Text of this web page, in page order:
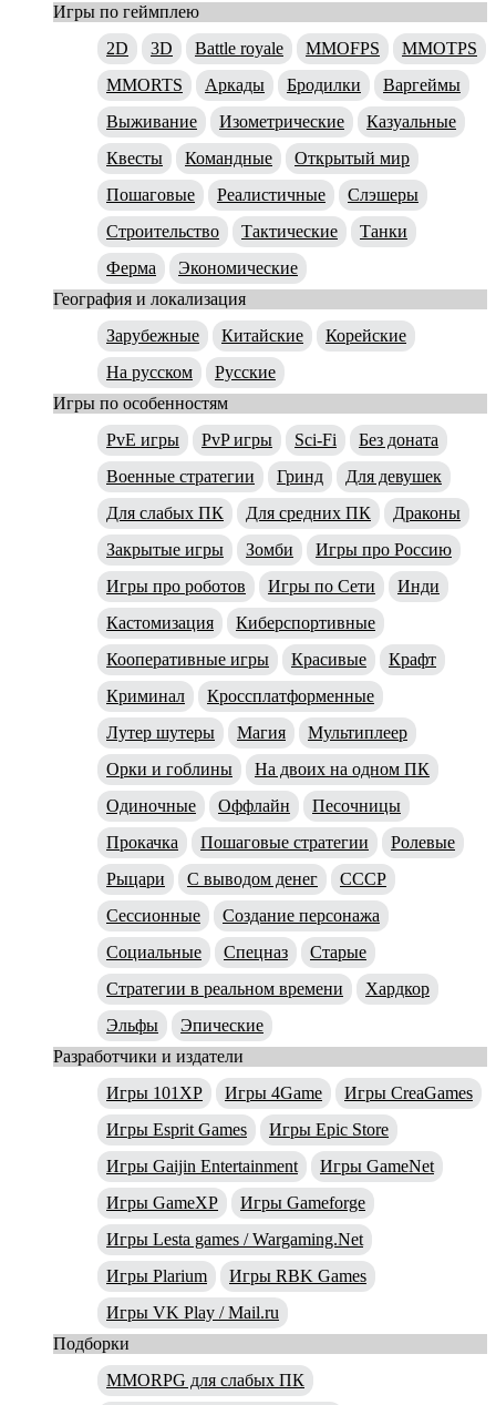
Игры по геймплею
2D
3D Battle royale MMOFPS
MMOTPS
MMORTS
Аркады Бродилки
Варгеймы
Выживание
Изометрические
Казуальные
Квесты
Командные
Открытый мир
Пошаговые
Реалистичные
Слэшеры
Строительство
Тактические
Танки
Ферма
Экономические
География и локализация
Зарубежные
Китайские
Корейские
На русском
Русские
Игры по особенностям
PvE игры
PvP игры Sci-Fi
Без доната
Военные стратегии
Гринд
Для девушек
Для слабых ПК
Для средних ПК
Драконы
Закрытые игры
Зомби
Игры про Россию
Игры про роботов
Игры по Сети
Инди
Кастомизация
Киберспортивные
Кооперативные игры
Красивые
Крафт
Криминал
Кроссплатформенные
Лутер шутеры
Магия
Мультиплеер
Орки и гоблины
На двоих на одном ПК
Одиночные
Оффлайн
Песочницы
Прокачка
Пошаговые стратегии
Ролевые
Рыцари
С выводом денег
СССР
Сессионные
Создание персонажа
Социальные
Спецназ
Старые
Стратегии в реальном времени
Хардкор
Эльфы
Эпические
Разработчики и издатели
Игры 101XP
Игры 4Game
Игры CreaGames
Игры Esprit Games
Игры Epic Store
Игры Gaijin Entertainment
Игры GameNet
Игры GameXP
Игры Gameforge
Игры Lesta games / Wargaming.Net
Игры Plarium
Игры RBK Games
Игры VK Play / Mail.ru
Подборки
MMORPG для слабых ПК